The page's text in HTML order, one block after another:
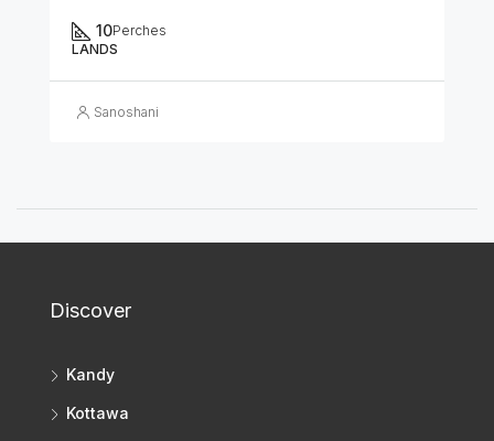
10Perches
LANDS
Sanoshani
Discover
Kandy
Kottawa